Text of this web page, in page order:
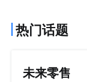
热门话题
未来零售